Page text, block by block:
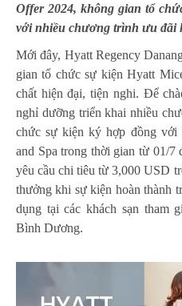
Offer 2024, không gian tổ
với nhiều chương trình ưu đãi
Mới đây, Hyatt Regency
gian tổ chức sự kiện Hyatt
chất hiện đại, tiện nghi. Để
nghỉ dưỡng triển khai nhiều
chức sự kiện ký hợp đồng với
and Spa trong thời gian từ 01/7
yêu cầu chi tiêu từ 3,000 USD
thưởng khi sự kiện hoàn thành
dụng tại các khách sạn tham
Bình Dương.